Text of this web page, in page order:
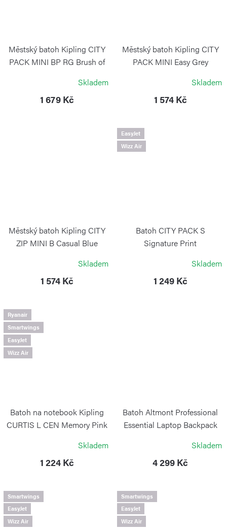
Městský batoh Kipling CITY
PACK MINI BP RG Brush of
Skladem
1 679 Kč
Městský batoh Kipling CITY
PACK MINI Easy Grey
Skladem
1 574 Kč
Městský batoh Kipling CITY
ZIP MINI B Casual Blue
Skladem
1 574 Kč
EasyJet
Wizz Air
Batoh CITY PACK S
Signature Print
Skladem
1 249 Kč
Ryanair
Smartwings
EasyJet
Wizz Air
Batoh na notebook Kipling
CURTIS L CEN Memory Pink
Skladem
1 224 Kč
Batoh Altmont Professional
Essential Laptop Backpack
Skladem
4 299 Kč
Smartwings
EasyJet
Wizz Air
Smartwings
EasyJet
Wizz Air